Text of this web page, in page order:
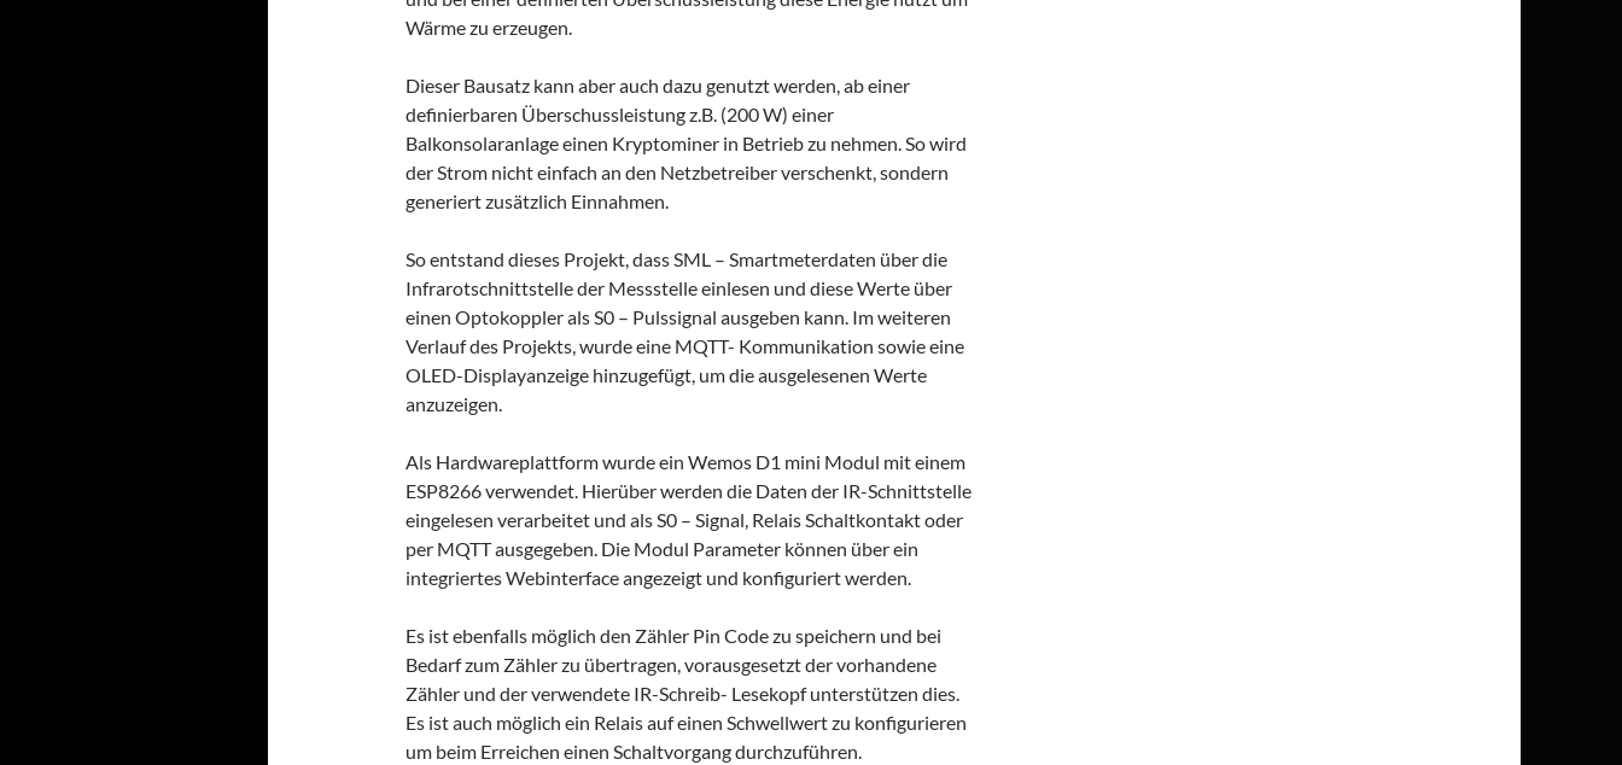
Wärme zu erzeugen.
Dieser Bausatz kann aber auch dazu genutzt werden, ab einer
definierbaren Überschussleistung z.B. (200 W) einer
Balkonsolaranlage einen Kryptominer in Betrieb zu nehmen. So wird
der Strom nicht einfach an den Netzbetreiber verschenkt, sondern
generiert zusätzlich Einnahmen.
So entstand dieses Projekt, dass SML – Smartmeterdaten über die
Infrarotschnittstelle der Messstelle einlesen und diese Werte über
einen Optokoppler als S0 – Pulssignal ausgeben kann. Im weiteren
Verlauf des Projekts, wurde eine MQTT- Kommunikation sowie eine
OLED-Displayanzeige hinzugefügt, um die ausgelesenen Werte
anzuzeigen.
Als Hardwareplattform wurde ein Wemos D1 mini Modul mit einem
ESP8266 verwendet. Hierüber werden die Daten der IR-Schnittstelle
eingelesen verarbeitet und als S0 – Signal, Relais Schaltkontakt oder
per MQTT ausgegeben. Die Modul Parameter können über ein
integriertes Webinterface angezeigt und konfiguriert werden.
Es ist ebenfalls möglich den Zähler Pin Code zu speichern und bei
Bedarf zum Zähler zu übertragen, vorausgesetzt der vorhandene
Zähler und der verwendete IR-Schreib- Lesekopf unterstützen dies.
Es ist auch möglich ein Relais auf einen Schwellwert zu konfigurieren
um beim Erreichen einen Schaltvorgang durchzuführen.